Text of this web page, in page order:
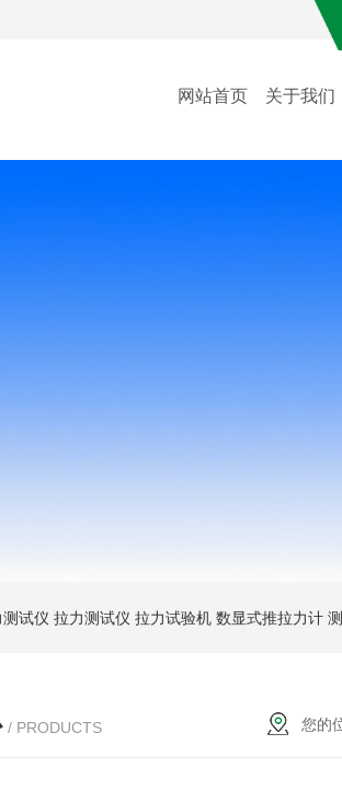
网站首页 关于我们
试仪 拉力测试仪 拉力试验机 数显式推拉力计
/ PRODUCTS 您的